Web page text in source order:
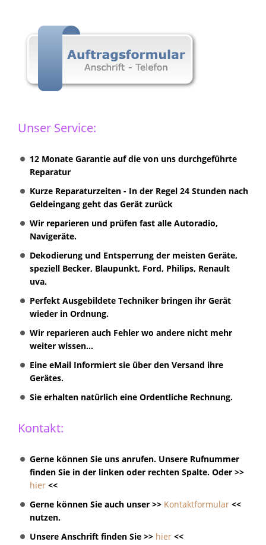
Unser Service:
12 Monate Garantie auf die von uns durchgeführte
Reparatur
Kurze Reparaturzeiten - In der Regel 24 Stunden nach
Geldeingang geht das Gerät zurück
Wir reparieren und prüfen fast alle Autoradio,
Navigeräte.
Dekodierung und Entsperrung der meisten Geräte,
speziell Becker, Blaupunkt, Ford, Philips, Renault
uva.
Perfekt Ausgebildete Techniker bringen ihr Gerät
wieder in Ordnung.
Wir reparieren auch Fehler wo andere nicht mehr
weiter wissen...
Eine eMail Informiert sie über den Versand ihre
Gerätes.
Sie erhalten natürlich eine Ordentliche Rechnung.
Kontakt:
Gerne können Sie uns anrufen. Unsere Rufnummer
finden Sie in der linken oder rechten Spalte. Oder >>
hier <<
Gerne können Sie auch unser >> Kontaktformular <<
nutzen.
Unsere Anschrift finden Sie >> hier <<